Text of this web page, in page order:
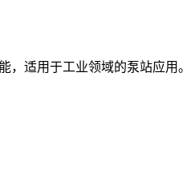
，适用于工业领域的泵站应用。